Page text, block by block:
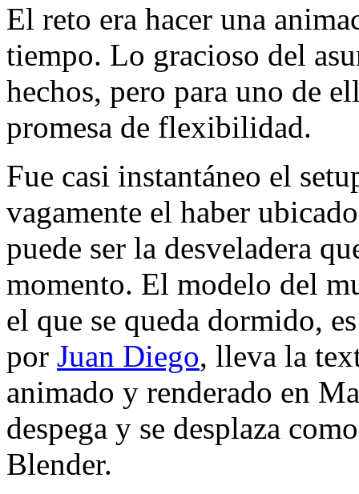
El reto era hacer una
tiempo. Lo gracioso del
hechos, pero para uno de
promesa de flexibilidad.
Fue casi instantáneo el
vagamente el haber
puede ser la desveladera
momento. El modelo del
el que se queda dormido,
por Juan Diego, lleva la
animado y renderado en
despega y se desplaza
Blender.